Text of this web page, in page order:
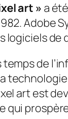
art » a
Adobe
logiciels de
temps de
art est
qui